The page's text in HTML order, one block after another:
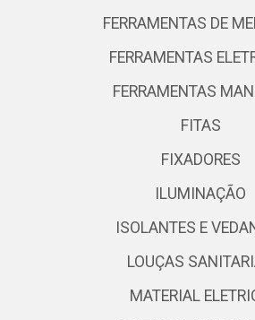
FERRAMENTAS DE
FERRAMENTAS
FERRAMENTAS
FITAS
FIXADORES
ILUMINAÇÃO
ISOLANTES E
LOUÇAS
MATERIAL